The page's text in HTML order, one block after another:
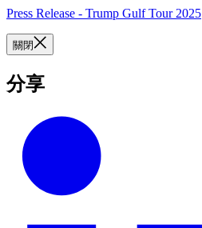
Press Release - Trump Gulf Tour 2025
關閉
分享